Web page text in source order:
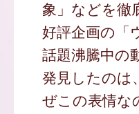
象」などを徹
好評企画の「
話題沸騰中の
発見したのは
ぜこの表情な